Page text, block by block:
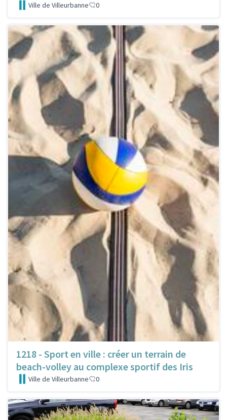
Ville de Villeurbanne 0
1218 - Sport en ville : créer un terrain de
beach-volley au complexe sportif des Iris
Ville de Villeurbanne 0